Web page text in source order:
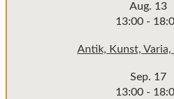
Aug. 13
13:00-
Antik, Kunst, Varia,
Sep. 17
13:00-